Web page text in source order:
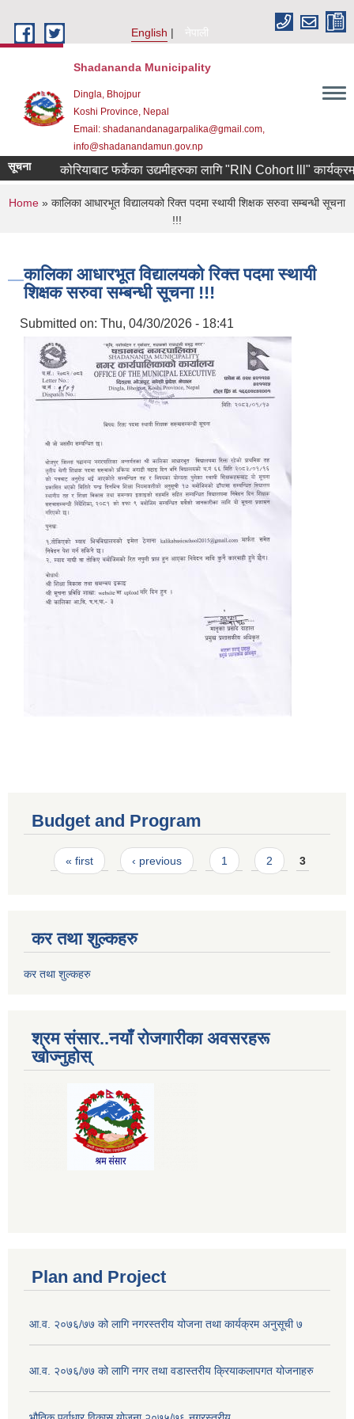
English
नेपाली
Shadananda Municipality
Dingla, Bhojpur
Koshi Province, Nepal
Email: shadanandanagarpalika@gmail.com,
info@shadanandamun.gov.np
सूचना
दक्षिण कोरियाबाट फर्केका उद्यमीहरुका लागि "RIN Cohort lll"
You are here
Home » कालिका आधारभूत विद्यालयको रिक्त पदमा स्थायी शिक्षक सरुवा सम्बन्धी सूचना
!!!
कालिका आधारभूत विद्यालयको रिक्त पदमा स्थायी
शिक्षक सरुवा सम्बन्धी सूचना !!!
Submitted on: Thu, 04/30/2026 - 18:41
Budget and Program
Pages
« first ‹ previous 1 2 3
कर तथा शुल्कहरु
कर तथा शुल्कहरु
श्रम संसार..नयाँ रोजगारीका अवसरहरू
खोज्नुहोस्
Plan and Project
आ.व. २०७६/७७ को लागि नगरस्तरीय योजना तथा कार्यक्रम अनुसूची ७
आ.व. २०७६/७७ को लागि नगर तथा वडास्तरीय क्रियाकलापगत योजनाहरु